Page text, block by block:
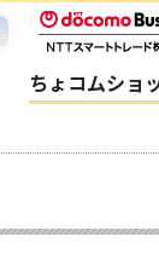
ちょコムショ